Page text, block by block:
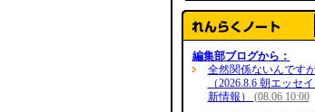
編集部ブログから：
全然関係ないんです
（2026.8.6 朝エッセ
新情報） (08.06 10:00